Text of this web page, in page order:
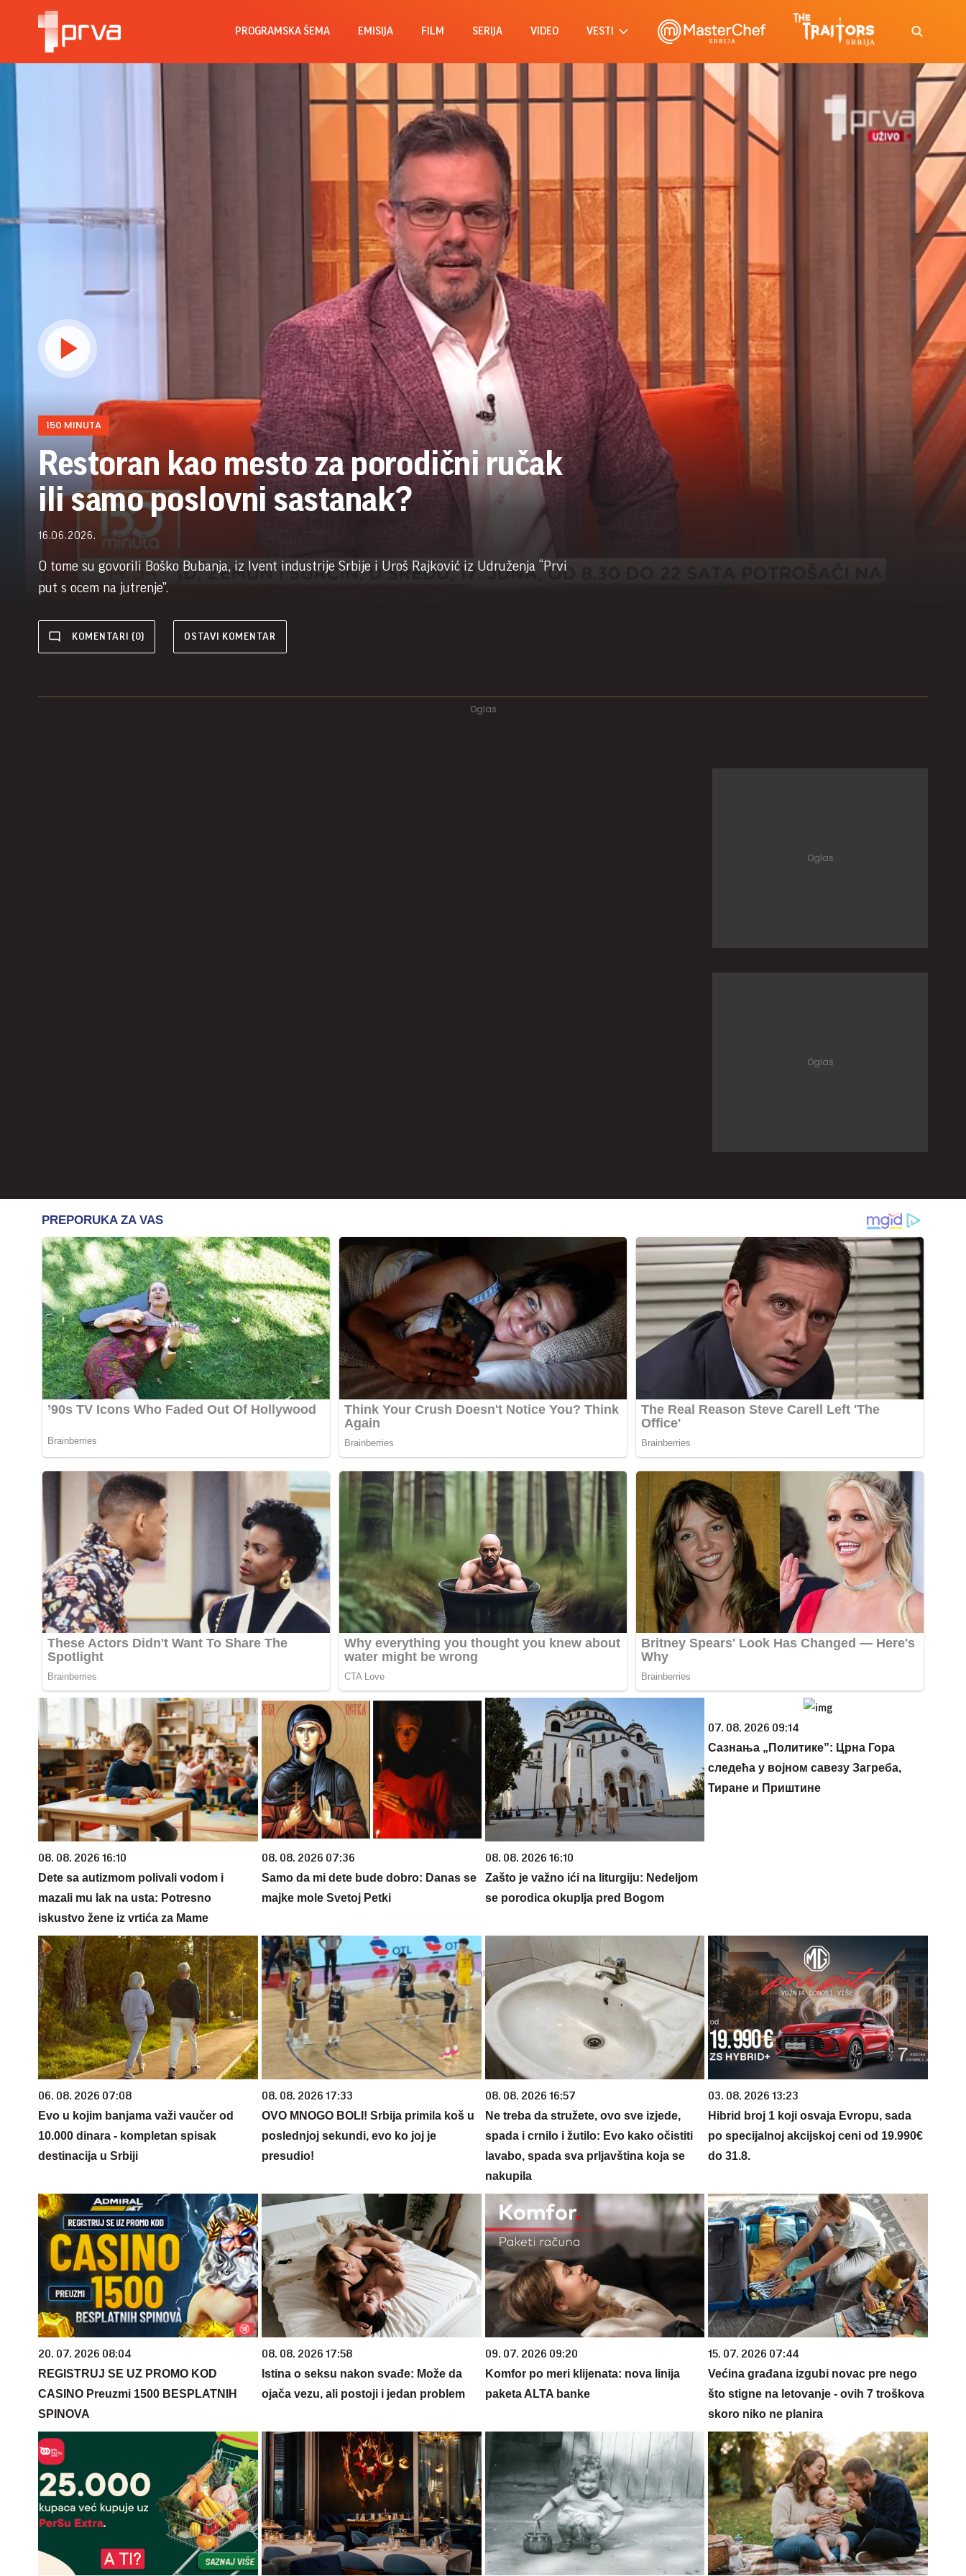
PROGRAMSKA ŠEMA EMISIJA FILM SERIJA VIDEO VESTI
150 MINUTA
Restoran kao mesto za porodični ručak
ili samo poslovni sastanak?
16.06.2026.
O tome su govorili Boško Bubanja, iz Ivent industrije Srbije i Uroš Rajković iz Udruženja “Prvi
put s ocem na jutrenje”.
KOMENTARI (0) OSTAVI KOMENTAR
08. 08. 2026 16:10
Dete sa autizmom polivali vodom i
mazali mu lak na usta: Potresno
iskustvo žene iz vrtića za Mame
08. 08. 2026 07:36
Samo da mi dete bude dobro: Danas se
majke mole Svetoj Petki
08. 08. 2026 16:10
Zašto je važno ići na liturgiju: Nedeljom
se porodica okuplja pred Bogom
07. 08. 2026 09:14
Сазнања „Политике”: Црна Гора
следећа у војном савезу Загреба,
Тиране и Приштине
06. 08. 2026 07:08
Evo u kojim banjama važi vaučer od
10.000 dinara - kompletan spisak
destinacija u Srbiji
08. 08. 2026 17:33
OVO MNOGO BOLI! Srbija primila koš u
poslednjoj sekundi, evo ko joj je
presudio!
08. 08. 2026 16:57
Ne treba da stružete, ovo sve izjede,
spada i crnilo i žutilo: Evo kako očistiti
lavabo, spada sva prljavština koja se
nakupila
03. 08. 2026 13:23
Hibrid broj 1 koji osvaja Evropu, sada
po specijalnoj akcijskoj ceni od 19.990€
do 31.8.
20. 07. 2026 08:04
REGISTRUJ SE UZ PROMO KOD
CASINO Preuzmi 1500 BESPLATNIH
SPINOVA
08. 08. 2026 17:58
Istina o seksu nakon svađe: Može da
ojača vezu, ali postoji i jedan problem
09. 07. 2026 09:20
Komfor po meri klijenata: nova linija
paketa ALTA banke
15. 07. 2026 07:44
Većina građana izgubi novac pre nego
što stigne na letovanje - ovih 7 troškova
skoro niko ne planira